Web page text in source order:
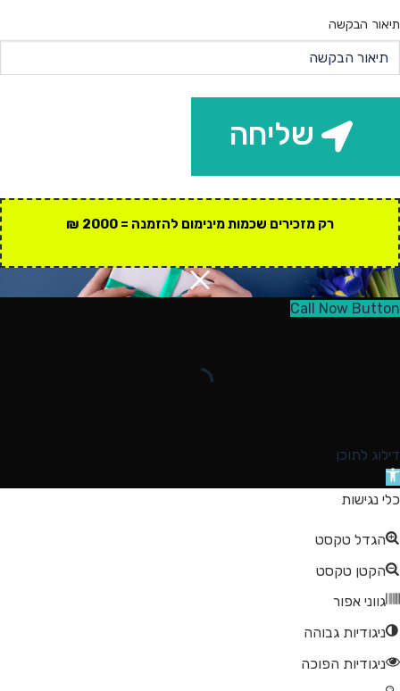
תיאור הבקשה
שליחה
רק מזכירים שכמות מינימום להזמנה = 2000 ₪
Call Now Button
דילוג לתוכן
פתח
סרגל
כלי נגישות
הגדל טקסט
הקטן טקסט
גווני אפור
ניגודיות גבוהה
ניגודיות הפוכה